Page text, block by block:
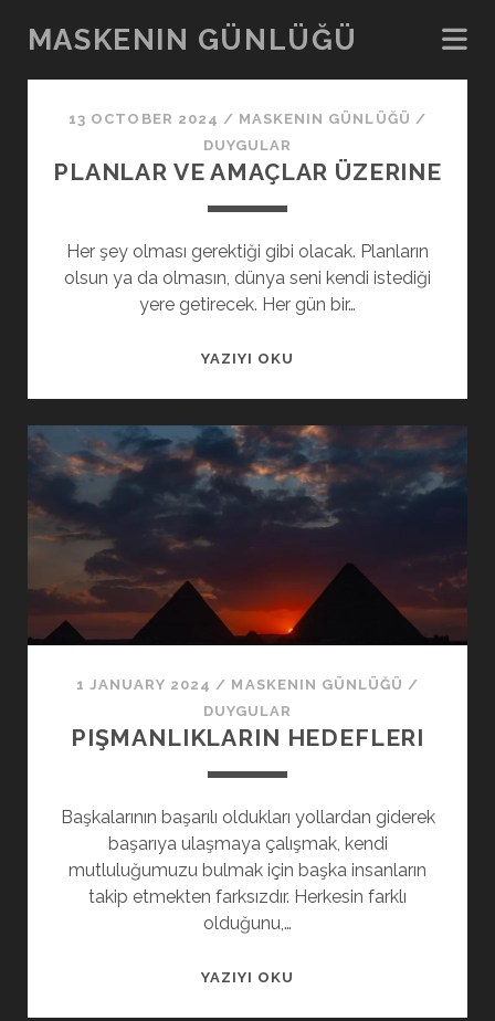
MASKENIN GÜNLÜĞÜ
Maskenin
Günlüğü
13 OCTOBER 2024 / MASKENIN GÜNLÜĞÜ /
DUYGULAR
PLANLAR VE AMAÇLAR ÜZERINE
Her şey olması gerektiği gibi olacak. Planların
olsun ya da olmasın, dünya seni kendi istediği
yere getirecek. Her gün bir…
YAZIYI OKU
ÜZERINE
1 JANUARY 2024 / MASKENIN GÜNLÜĞÜ /
DUYGULAR
PIŞMANLIKLARIN HEDEFLERI
Başkalarının başarılı oldukları yollardan giderek
başarıya ulaşmaya çalışmak, kendi
mutluluğumuzu bulmak için başka insanların
takip etmekten farksızdır. Herkesin farklı
olduğunu,…
YAZIYI OKU